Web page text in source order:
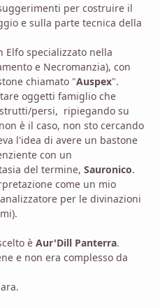
per costruire il
e sulla parte tecnica della
Elfo specializzato nella
e Necromanzia), con
chiamato "Auspex".
oggetti famiglio che
persi, ripiegando su
è il caso, non sto cercando
l'idea di avere un bastone
con un
del termine, Sauronico.
come un mio
per le divinazioni
è Aur'Dill Panterra.
e non era complesso da